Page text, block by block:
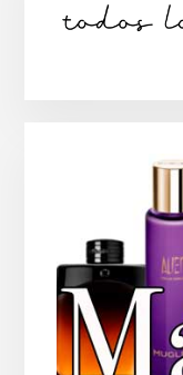
lateral